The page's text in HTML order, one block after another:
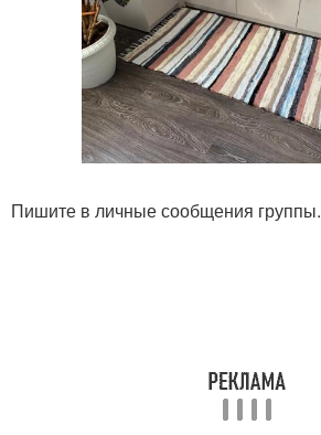
Пишите в личные сообщения группы.